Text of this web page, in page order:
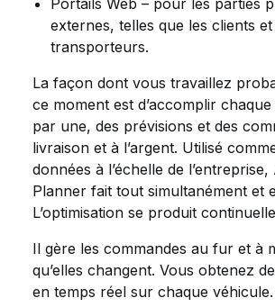
Portails Web – pour les parties
externes, telles que les clients et
transporteurs.
La façon dont vous travaillez
ce moment est d’accomplir
par une, des prévisions et des
livraison et à l’argent. Utilisé
données à l’échelle de
Planner fait tout simultanément et
L’optimisation se produit
Il gère les commandes au fur et à
qu’elles changent. Vous obtenez
en temps réel sur chaque